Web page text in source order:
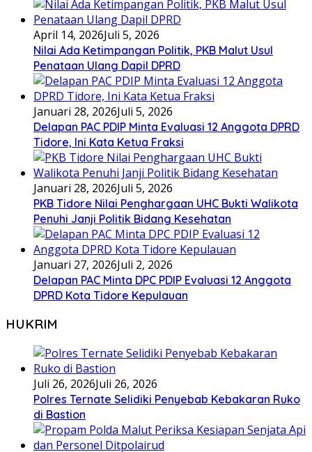
April 14, 2026Juli 5, 2026
Nilai Ada Ketimpangan Politik, PKB Malut Usul
Penataan Ulang Dapil DPRD
Januari 28, 2026Juli 5, 2026
Delapan PAC PDIP Minta Evaluasi 12 Anggota DPRD
Tidore, Ini Kata Ketua Fraksi
Januari 28, 2026Juli 5, 2026
PKB Tidore Nilai Penghargaan UHC Bukti Walikota
Penuhi Janji Politik Bidang Kesehatan
Januari 27, 2026Juli 2, 2026
Delapan PAC Minta DPC PDIP Evaluasi 12 Anggota
DPRD Kota Tidore Kepulauan
HUKRIM
Juli 26, 2026Juli 26, 2026
Polres Ternate Selidiki Penyebab Kebakaran Ruko
di Bastion